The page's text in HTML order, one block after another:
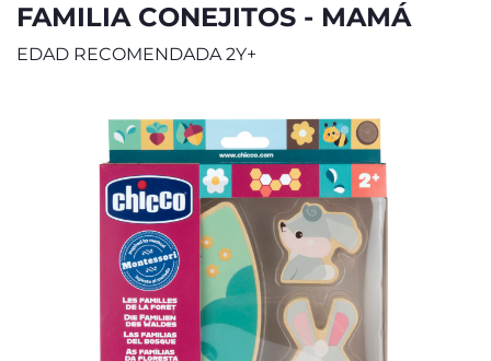
FAMILIA CONEJITOS - MAMÁ
EDAD RECOMENDADA 2Y+